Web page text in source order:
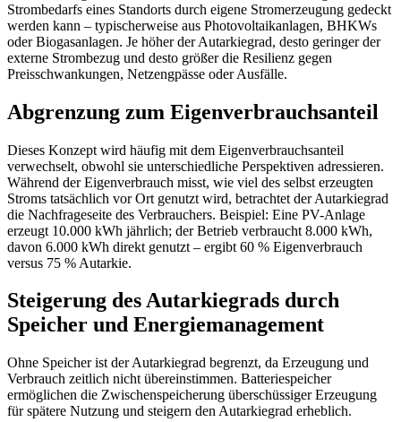
Strombedarfs eines Standorts durch eigene Stromerzeugung gedeckt
werden kann – typischerweise aus Photovoltaikanlagen, BHKWs
oder Biogasanlagen. Je höher der Autarkiegrad, desto geringer der
externe Strombezug und desto größer die Resilienz gegen
Preisschwankungen, Netzengpässe oder Ausfälle.
Abgrenzung zum Eigenverbrauchsanteil
Dieses Konzept wird häufig mit dem Eigenverbrauchsanteil
verwechselt, obwohl sie unterschiedliche Perspektiven adressieren.
Während der Eigenverbrauch misst, wie viel des selbst erzeugten
Stroms tatsächlich vor Ort genutzt wird, betrachtet der Autarkiegrad
die Nachfrageseite des Verbrauchers. Beispiel: Eine PV-Anlage
erzeugt 10.000 kWh jährlich; der Betrieb verbraucht 8.000 kWh,
davon 6.000 kWh direkt genutzt – ergibt 60 % Eigenverbrauch
versus 75 % Autarkie.
Steigerung des Autarkiegrads durch
Speicher und Energiemanagement
Ohne Speicher ist der Autarkiegrad begrenzt, da Erzeugung und
Verbrauch zeitlich nicht übereinstimmen. Batteriespeicher
ermöglichen die Zwischenspeicherung überschüssiger Erzeugung
für spätere Nutzung und steigern den Autarkiegrad erheblich.